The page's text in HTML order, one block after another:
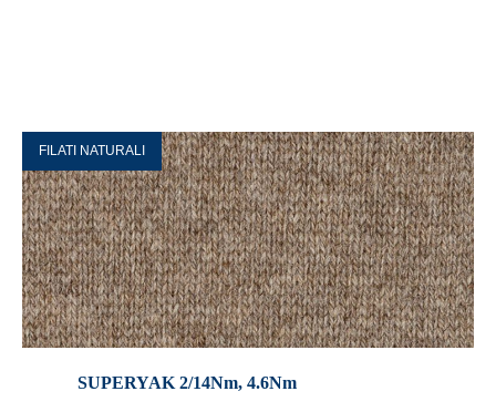
FILATI NATURALI
SUPERYAK 2/14Nm, 4.6Nm